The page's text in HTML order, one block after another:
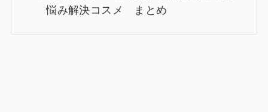
悩み解決コスメ まとめ